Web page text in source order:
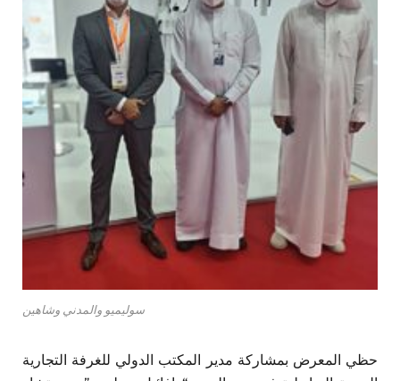
سوليميو والمدني وشاهين
حظي المعرض بمشاركة مدير المكتب الدولي للغرفة التجارية